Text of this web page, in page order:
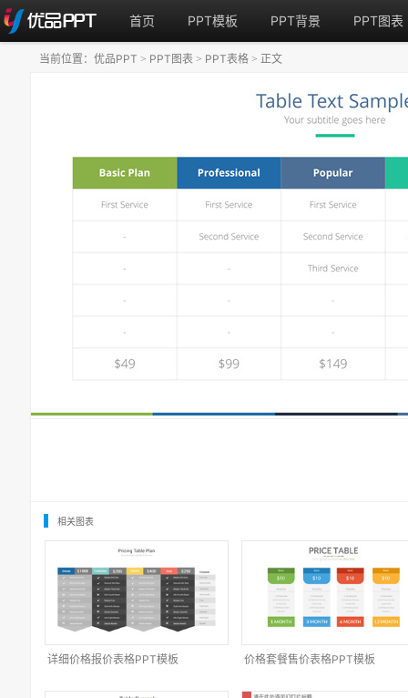
首页 PPT模板 PPT背景 PPT图表
当前位置： 优品PPT > PPT图表 > PPT表格 > 正文
相关图表
详细价格报价表格PPT模板 价格套餐售价表格PPT模板